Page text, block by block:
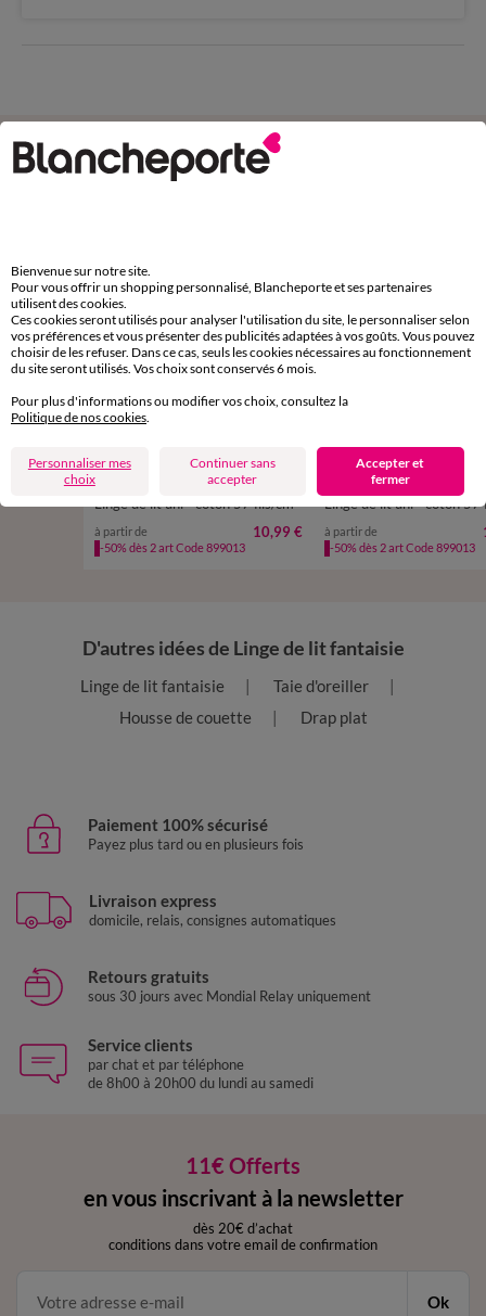
Complétez avec de l'uni
Linge de lit uni - coton 57 fils/cm²
à partir de 10,99 €
-50% dès 2 art Code 899013
Linge de lit uni - coton 57
à partir de
-50% dès 2 art Code 899013
D'autres idées de Linge de lit fantaisie
Linge de lit fantaisie
Taie d'oreiller
Housse de couette
Drap plat
Paiement 100% sécurisé
Payez plus tard ou en plusieurs fois
Livraison express
domicile, relais, consignes automatiques
Retours gratuits
sous 30 jours avec Mondial Relay uniquement
Service clients
par chat et par téléphone
de 8h00 à 20h00 du lundi au samedi
11€ Offerts
en vous inscrivant à la newsletter
dès 20€ d’achat
conditions dans votre email de confirmation
Ok
Bienvenue sur notre site.
Pour vous offrir un shopping personnalisé, Blancheporte et ses partenaires
utilisent des cookies.
Ces cookies seront utilisés pour analyser l'utilisation du site, le personnaliser selon
vos préférences et vous présenter des publicités adaptées à vos goûts. Vous pouvez
choisir de les refuser. Dans ce cas, seuls les cookies nécessaires au fonctionnement
du site seront utilisés. Vos choix sont conservés 6 mois.
Pour plus d'informations ou modifier vos choix, consultez la
Politique de nos cookies
Personnaliser mes
choix
Continuer sans
accepter
Accepter et
fermer